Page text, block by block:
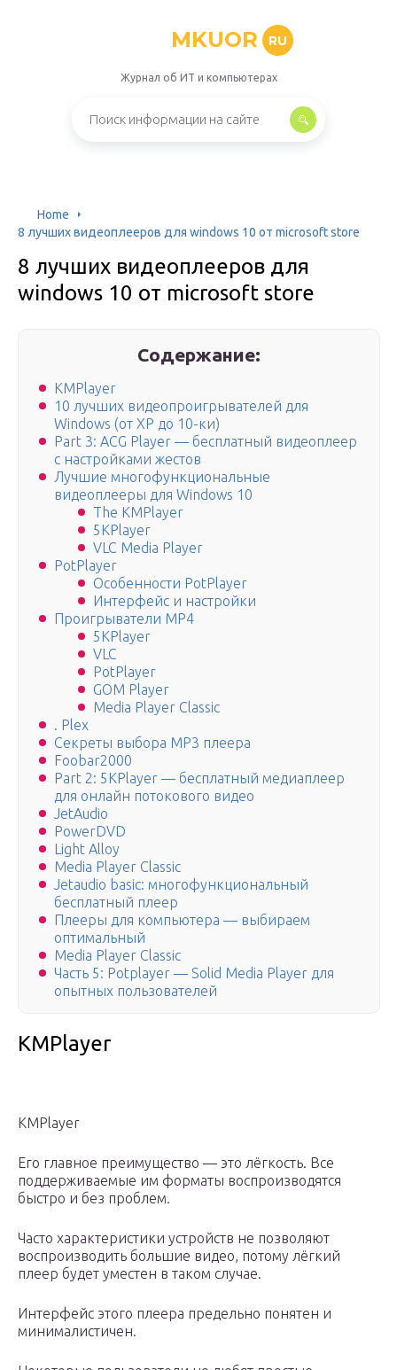
MKUOR RU
Журнал об ИТ и компьютерах
Home
8 лучших видеоплееров для windows 10 от microsoft store
8 лучших видеоплееров для
windows 10 от microsoft store
Содержание:
KMPlayer
10 лучших видеопроигрывателей для
Windows (от XP до 10-ки)
Part 3: ACG Player — бесплатный видеоплеер
с настройками жестов
Лучшие многофункциональные
видеоплееры для Windows 10
The KMPlayer
5KPlayer
VLC Media Player
PotPlayer
Особенности PotPlayer
Интерфейс и настройки
Проигрыватели MP4
5KPlayer
VLC
PotPlayer
GOM Player
Media Player Classic
. Plex
Секреты выбора MP3 плеера
Foobar2000
Part 2: 5KPlayer — бесплатный медиаплеер
для онлайн потокового видео
JetAudio
PowerDVD
Light Alloy
Media Player Classic
Jetaudio basic: многофункциональный
бесплатный плеер
Плееры для компьютера — выбираем
оптимальный
Media Player Classic
Часть 5: Potplayer — Solid Media Player для
опытных пользователей
KMPlayer
KMPlayer
Его главное преимущество — это лёгкость. Все
поддерживаемые им форматы воспроизводятся
быстро и без проблем.
Часто характеристики устройств не позволяют
воспроизводить большие видео, потому лёгкий
плеер будет уместен в таком случае.
Интерфейс этого плеера предельно понятен и
минималистичен.